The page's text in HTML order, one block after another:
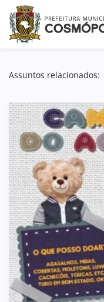
Assuntos relacionados: